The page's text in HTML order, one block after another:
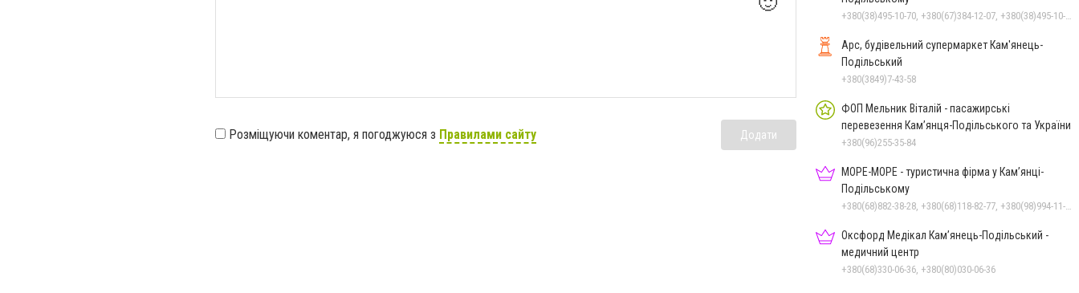
Розміщуючи коментар, я погоджуюся з Правилами сайту Додати
+380(38)495-10-70, +380(67)384-12-07, +380(38)495-10-80
Арс, будівельний супермаркет Кам'янець-
Подільський
+380(3849)7-43-58
ФОП Мельник Віталій - пасажирські
перевезення Кам’янця-Подільського та України
+380(96)255-35-84
МОРЕ-МОРЕ - туристична фірма у Кам’янці-
Подільському
+380(68)882-38-28, +380(68)118-82-77, +380(98)994-11-24
Оксфорд Медікал Кам’янець-Подільський -
медичний центр
+380(68)330-06-36, +380(80)030-06-36